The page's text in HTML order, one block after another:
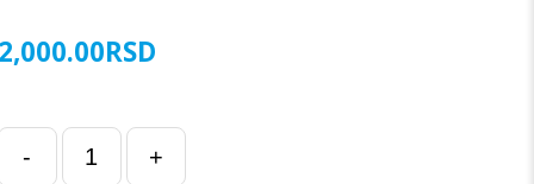
2,000.00RSD
-
Flet
kabal
+